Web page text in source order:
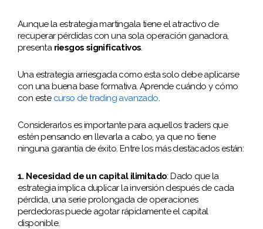
Aunque la estrategia martingala tiene el atractivo de
recuperar pérdidas con una sola operación ganadora,
presenta riesgos significativos.
Una estrategia arriesgada como esta solo debe aplicarse
con una buena base formativa. Aprende cuándo y cómo
con este curso de trading avanzado.
Considerarlos es importante para aquellos traders que
estén pensando en llevarla a cabo, ya que no tiene
ninguna garantía de éxito. Entre los más destacados están:
1. Necesidad de un capital ilimitado: Dado que la
estrategia implica duplicar la inversión después de cada
pérdida, una serie prolongada de operaciones
perdedoras puede agotar rápidamente el capital
disponible.